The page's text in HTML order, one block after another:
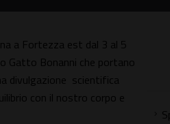
a Fortezza est dal 3 al 5
Gatto Bonanni che portano
divulgazione scientifica
con il nostro corpo e